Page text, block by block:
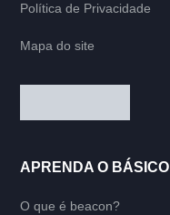
Política de Privacidade
Mapa do site
APRENDA O BÁSICO
O que é beacon?